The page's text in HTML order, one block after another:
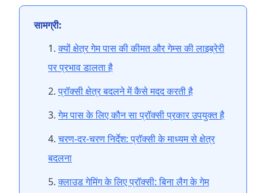
सामग्री:
क्यों क्षेत्र गेम पास की कीमत और गेम्स की लाइब्रेरी
पर प्रभाव डालता है
प्रॉक्सी क्षेत्र बदलने में कैसे मदद करती है
गेम पास के लिए कौन सा प्रॉक्सी प्रकार उपयुक्त है
चरण-दर-चरण निर्देश: प्रॉक्सी के माध्यम से क्षेत्र
बदलना
क्लाउड गेमिंग के लिए प्रॉक्सी: बिना लैग के गेम